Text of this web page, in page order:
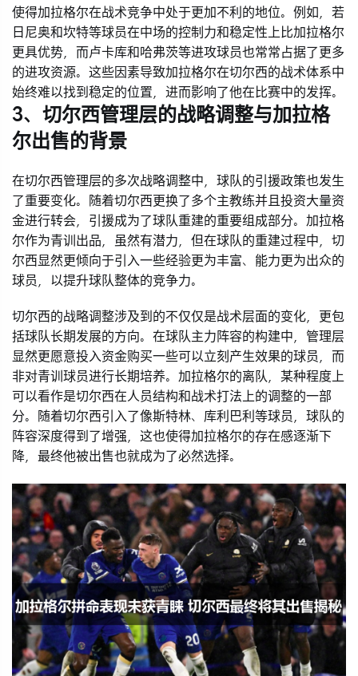
使得加拉格尔在战术竞争中处于更加不利的地位。例如，若
日尼奥和坎特等球员在中场的控制力和稳定性上比加拉格尔
更具优势，而卢卡库和哈弗茨等进攻球员也常常占据了更多
的进攻资源。这些因素导致加拉格尔在切尔西的战术体系中
始终难以找到稳定的位置，进而影响了他在比赛中的发挥。
3、切尔西管理层的战略调整与加拉格
尔出售的背景
在切尔西管理层的多次战略调整中，球队的引援政策也发生
了重要变化。随着切尔西更换了多个主教练并且投资大量资
金进行转会，引援成为了球队重建的重要组成部分。加拉格
尔作为青训出品，虽然有潜力，但在球队的重建过程中，切
尔西显然更倾向于引入一些经验更为丰富、能力更为出众的
球员，以提升球队整体的竞争力。
切尔西的战略调整涉及到的不仅仅是战术层面的变化，更包
括球队长期发展的方向。在球队主力阵容的构建中，管理层
显然更愿意投入资金购买一些可以立刻产生效果的球员，而
非对青训球员进行长期培养。加拉格尔的离队，某种程度上
可以看作是切尔西在人员结构和战术打法上的调整的一部
分。随着切尔西引入了像斯特林、库利巴利等球员，球队的
阵容深度得到了增强，这也使得加拉格尔的存在感逐渐下
降，最终他被出售也就成为了必然选择。